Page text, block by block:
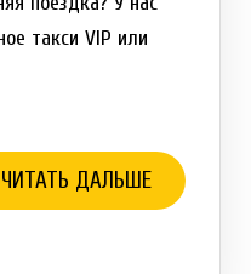
такси VIP или
ЧИТАТЬ ДАЛЬШЕ